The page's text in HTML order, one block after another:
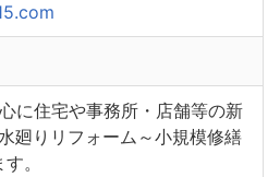
に住宅や事務所・店舗等の新
廻りリフォーム～小規模修繕
。